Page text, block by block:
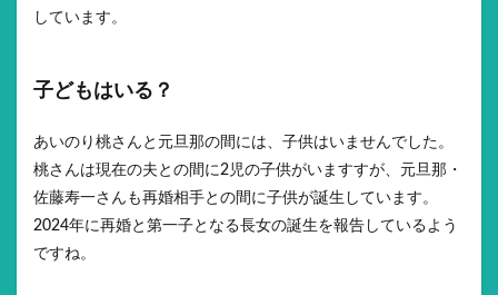
しています。
子どもはいる？
あいのり桃さんと元旦那の間には、子供はいませんでした。
桃さんは現在の夫との間に2児の子供がいますすが、元旦那・
佐藤寿一さんも再婚相手との間に子供が誕生しています。
2024年に再婚と第一子となる長女の誕生を報告しているよう
ですね。